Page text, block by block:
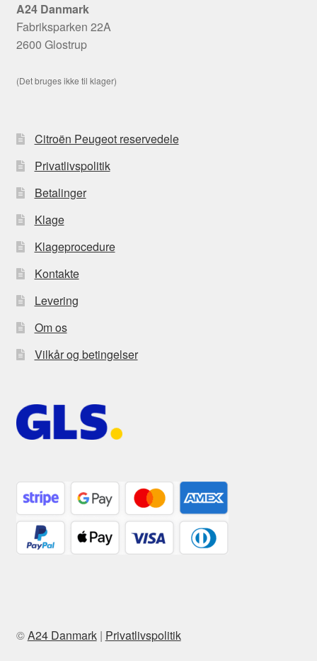
A24 Danmark
Fabriksparken 22A
2600 Glostrup
(Det bruges ikke til klager)
Citroën Peugeot reservedele
Privatlivspolitik
Betalinger
Klage
Klageprocedure
Kontakte
Levering
Om os
Vilkår og betingelser
©A24 Danmark| Privatlivspolitik